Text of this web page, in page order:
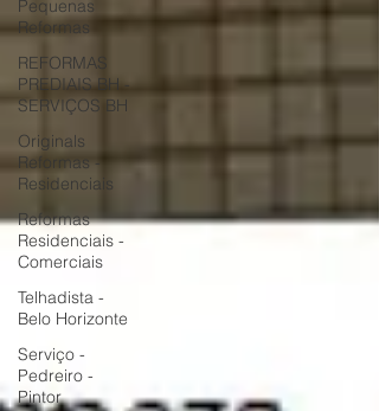
Pequenas
Reformas
REFORMAS
PREDIAIS BH -
SERVIÇOS BH
Originals
Reformas -
Residenciais
Reformas
Residenciais -
Comerciais
Telhadista -
Belo Horizonte
Serviço -
Pedreiro -
Pintor